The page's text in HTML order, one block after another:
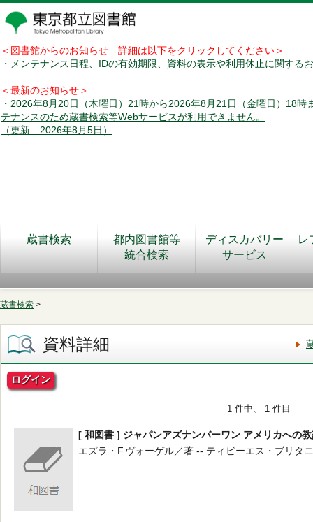
＜図書館からのお知らせ 詳細は以下をクリックしてください＞
・メンテナンス日程、IDの有効期限、資料の表示や利用休止に関する
＜最新のお知らせ＞
・2026年8月20日（木曜日）21時から2026年8月21日（金曜日）18時
テナンスのため蔵書検索等Webサービスが利用できません。
（更新 2026年8月5日）
蔵書検索
都内図書館等
統合検索
ディスカバリー
サービス
レ
蔵書検索 >
資料詳細
ログイン
1 件中、 1 件目
[ 和図書 ] ジャパンアズナンバーワン アメリカへの
エズラ・F.ヴォーゲル／著 -- ティビーエス・ブリタ